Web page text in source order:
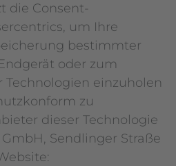
die Consent-
um Ihre
bestimmter
oder zum
einzuholen
zu
dieser Technologie
Sendlinger Straße